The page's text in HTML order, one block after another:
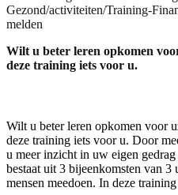
Gezond/activiteiten/Training-
melden
Wilt u beter leren opkomen
deze training iets voor u.
Wilt u beter leren opkomen voor
deze training iets voor u. Door
u meer inzicht in uw eigen
bestaat uit 3 bijeenkomsten van
mensen meedoen. In deze